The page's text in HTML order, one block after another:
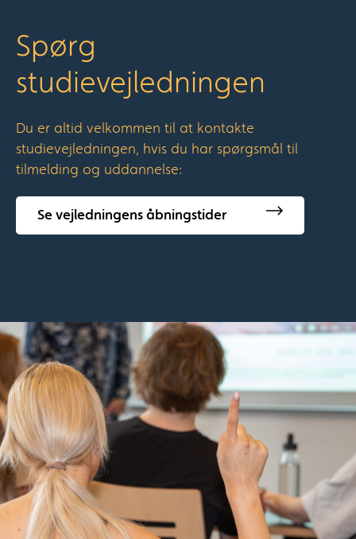
Spørg
studievejledningen
Du er altid velkommen til at kontakte
studievejledningen, hvis du har spørgsmål til
tilmelding og uddannelse:
Se vejledningens åbningstider